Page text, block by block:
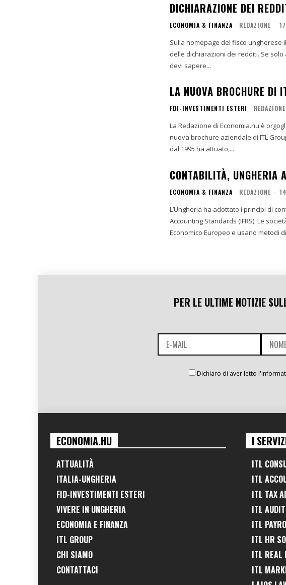
DICHIARAZIONE DEI
ECONOMIA & FINANZA REDAZIONE -
Sulla homepage del fisco ungherese
delle dichiarazioni dei redditi. Se
devi sapere...
LA NUOVA BROCHURE DI
FDI-INVESTIMENTI ESTERI REDAZIONE
La Redazione di Economia.hu è
nuova brochure aziendale di ITL
dal 1995 ha attuato,...
CONTABILITÀ, UNGHERIA
ECONOMIA & FINANZA REDAZIONE -
L’Ungheria ha adottato i principi di
Accounting Standards (IFRS). Le società le cui azioni sono quotate nello Spazio
Economico Europeo e usano metodi
PER LE ULTIME NOTIZIE
Dichiaro di aver letto
ECONOMIA.HU
ATTUALITÀ
ITALIA-UNGHERIA
FID-INVESTIMENTI ESTERI
VIVERE IN UNGHERIA
ECONOMIA E FINANZA
ITL GROUP
CHI SIAMO
CONTATTACI
I
ITL
ITL
ITL TAX
ITL AUDIT
ITL
ITL HR
ITL REAL
ITL